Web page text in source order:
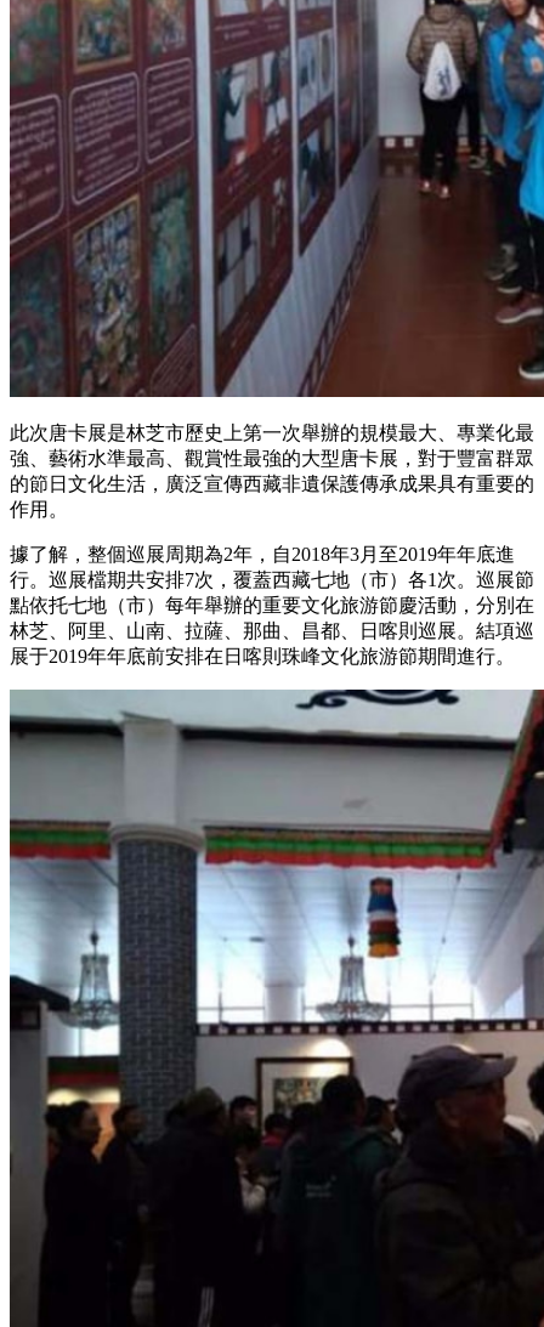
此次唐卡展是林芝市歷史上第一次舉辦的規模最大、專業化最
強、藝術水準最高、觀賞性最強的大型唐卡展，對于豐富群眾
的節日文化生活，廣泛宣傳西藏非遺保護傳承成果具有重要的
作用。
據了解，整個巡展周期為2年，自2018年3月至2019年年底進
行。巡展檔期共安排7次，覆蓋西藏七地（市）各1次。巡展節
點依托七地（市）每年舉辦的重要文化旅游節慶活動，分別在
林芝、阿里、山南、拉薩、那曲、昌都、日喀則巡展。結項巡
展于2019年年底前安排在日喀則珠峰文化旅游節期間進行。